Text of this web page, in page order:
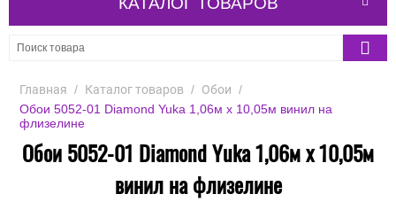
Главная / Каталог товаров / Обои /
Обои 5052-01 Diamond Yuka 1,06м х 10,05м винил на
флизелине
Обои 5052-01 Diamond Yuka 1,06м х 10,05м
винил на флизелине